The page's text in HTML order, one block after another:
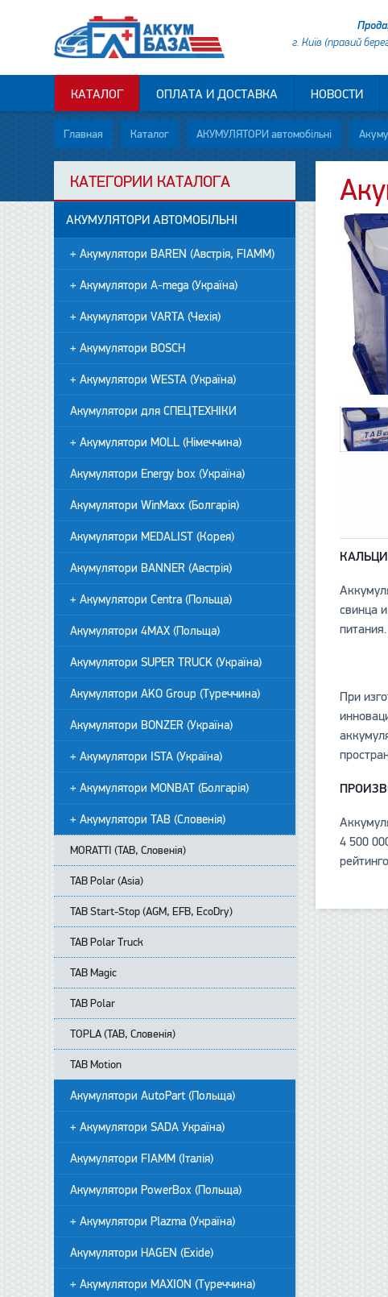
г. Київ (правий
КАТАЛОГ ОПЛАТА И ДОСТАВКА НОВОСТИ
Главная Каталог АКУМУЛЯТОРИ автомобільні
свинца
При
4 500
КАТЕГОРИИ КАТАЛОГА
АКУМУЛЯТОРИ АВТОМОБІЛЬНІ
+ Акумулятори BAREN (Австрія, FIAMM)
+ Акумулятори A-mega (Україна)
+ Акумулятори VARTA (Чехія)
+ Акумулятори BOSCH
+ Акумулятори WESTA (Україна)
Акумулятори для СПЕЦТЕХНІКИ
+ Акумулятори MOLL (Німеччина)
Акумулятори Energy box (Україна)
Акумулятори WinMaxx (Болгарія)
Акумулятори MEDALIST (Корея)
Акумулятори BANNER (Австрія)
+ Акумулятори Centra (Польща)
Акумулятори 4MAX (Польща)
Акумулятори SUPER TRUCK (Україна)
Акумулятори AKO Group (Туреччина)
Акумулятори BONZER (Україна)
+ Акумулятори ISTA (Україна)
+ Акумулятори MONBAT (Болгарія)
+ Акумулятори TAB (Словенія)
MORATTI (TAB, Словенія)
TAB Polar (Asia)
TAB Start-Stop (AGM, EFB, EcoDry)
TAB Polar Truck
TAB Magic
TAB Polar
TOPLA (TAB, Словенія)
TAB Motion
Акумулятори AutoPart (Польща)
+ Акумулятори SADA Україна)
Акумулятори FIAMM (Італія)
Акумулятори PowerBox (Польща)
+ Акумулятори Plazma (Україна)
Акумулятори HAGEN (Exide)
+ Акумулятори MAXION (Туреччина)